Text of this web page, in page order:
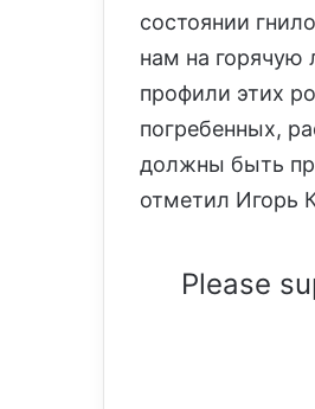
состоянии
нам на горячую
профили этих
погребенных,
должны быть
отметил Игорь
Please